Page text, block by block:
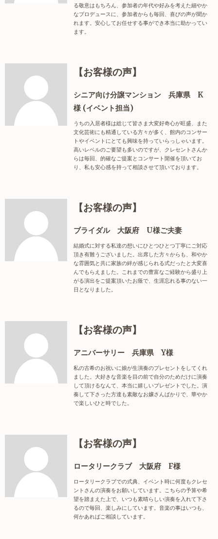
る敬意はもちろん、参加者の年代や好みを考えた細やか
なプロデュースに、参加者からも毎回、喜びの声が聞か
れます。安心してお任せする事ができ本当に助かってい
ます。
【お客様の声】
シニア向け分譲マンション 兵庫県 K
様 (イベント担当)
うちの入居者様は総じて皆さま大変好奇心が旺盛、また
文化芸術にも精通している方々が多く、館内のコンサー
トやイベントにとても興味を持っていらっしゃいます。
高いレベルのご要望も多いのですが、クレセントさんか
らは毎回、的確なご提案とコンサート開催を頂いてお
り、私も安心感を持って相談させて頂いております。
【お客様の声】
ブライダル 大阪府 U様ご夫妻
結婚式に対する私達の想いにひとつひとつ丁寧にご対応
頂き有難うございました。出席した方々からも、和やか
な雰囲気と共に家族の絆が感じられる式だったと大変喜
んでもらえました。これまでの豊富なご経験から盛り上
がる演出をご提案頂いたお蔭で、生涯忘れる事のない一
日となりました。
【お客様の声】
アニバーサリー 兵庫県 Y様
私の古希のお祝いに娘が生演奏のプレセントをしてくれ
ました。大好きな音楽を目の前で自分のためだけに演奏
して頂けるなんて、本当に嬉しいプレゼントでした。演
奏して下さった方達も素敵なお嬢さんばかりで、華やか
で楽しいひと時でした。
【お客様の声】
ロータリークラブ 大阪府 F様
ロータリークラブでの式典、イベント時に何度もクレセ
ントさんの演奏をお願いしています。こちらの予算や希
望を踏まえた上で、いつも素晴らしい演奏を入れて下さ
るので毎回、楽しみにしています。音楽の事はいつも、
何かあればご相談しています。